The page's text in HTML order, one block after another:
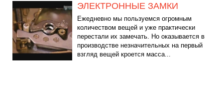
ЭЛЕКТРОННЫЕ ЗАМКИ
Ежедневно мы пользуемся огромным
количеством вещей и уже практически
перестали их замечать. Но оказывается в
производстве незначительных на первый
взгляд вещей кроется масса...